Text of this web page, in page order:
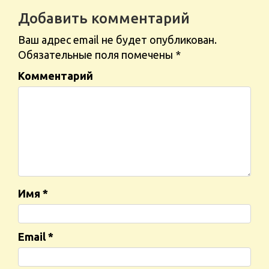
Добавить комментарий
Ваш адрес email не будет опубликован.
Обязательные поля помечены *
Комментарий
Имя *
Email *